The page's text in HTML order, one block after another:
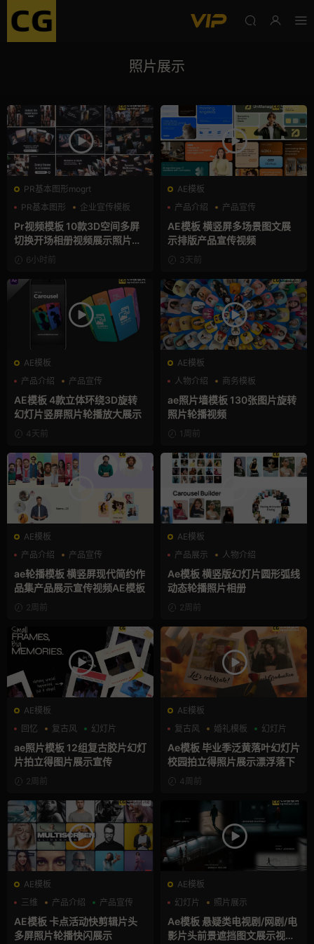
照片展示
PR基本图形mogrt
PR基本图形
企业宣传模板
幻灯片
Pr视频模板 10款3D空间多屏
切换开场相册视频展示照片墙
pr模板
6小时前
AE模板
产品介绍
产品宣传
产品展示
AE模板 横竖屏多场景图文展
示排版产品宣传视频
3天前
AE模板
产品介绍
产品宣传
产品展示
AE模板 4款立体环绕3D旋转
幻灯片竖屏照片轮播放大展示
4天前
AE模板
人物介绍
商务模板
幻灯片
ae照片墙模板 130张图片旋转
照片轮播视频
1周前
AE模板
产品介绍
产品宣传
产品展示
ae轮播模板 横竖屏现代简约作
品集产品展示宣传视频AE模板
2周前
AE模板
产品展示
人物介绍
团队介绍
Ae模板 横竖版幻灯片圆形弧线
动态轮播照片相册
2周前
AE模板
回忆
复古风 幻灯片
ae照片模板 12组复古胶片幻灯
片拍立得图片展示宣传
2周前
AE模板
复古风
婚礼模板 幻灯片
Ae模板 毕业季泛黄落叶幻灯片
校园拍立得照片展示漂浮落下
4周前
AE模板
三维
产品介绍 产品宣传
AE模板 卡点活动快剪辑片头
多屏照片轮播快闪展示
AE模板
幻灯片
照片展示
电影风模板
Ae模板 悬疑类电视剧/网剧/电
影片头前景遮挡图文展示视频